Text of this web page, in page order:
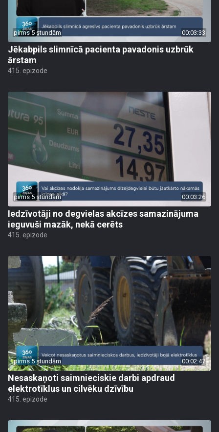
pirms 5 stundām 00:03:33
Jēkabpils slimnīcā pacienta pavadonis uzbrūk
ārstam
415. epizode
pirms 5 stundām 00:03:26
Iedzīvotāji no degvielas akcīzes samazinājuma
ieguvuši mazāk, nekā cerēts
415. epizode
pirms 5 stundām 00:02:47
Nesaskaņoti saimnieciskie darbi apdraud
elektrotīklus un cilvēku dzīvību
415. epizode